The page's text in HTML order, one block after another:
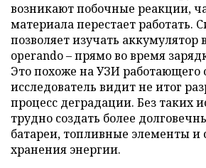
возникают побочные реакции,
материала перестает работать.
позволяет изучать аккумулятор
operando – прямо во время
Это похоже на УЗИ работающего
исследователь видит не итог
процесс деградации. Без таких
трудно создать более
батареи, топливные элементы и
хранения энергии.